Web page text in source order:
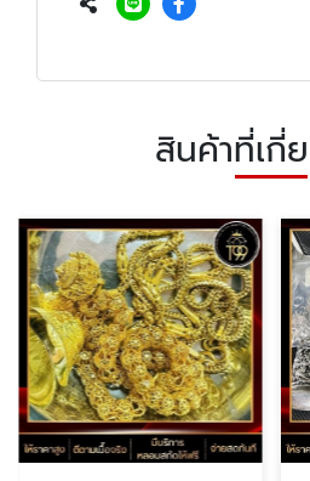
สินค้าที่เกี่